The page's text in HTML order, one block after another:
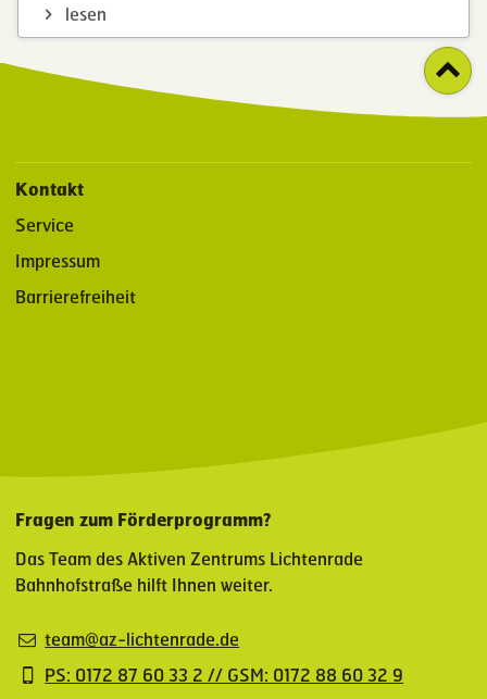
lesen
Kontakt
Service
Impressum
Barrierefreiheit
Fragen zum Förderprogramm?
Das Team des Aktiven Zentrums Lichtenrade
Bahnhofstraße hilft Ihnen weiter.
team@az-lichtenrade.de
PS: 0172 87 60 33 2 // GSM: 0172 88 60 32 9